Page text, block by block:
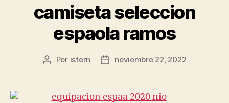
camiseta seleccion
espaola ramos
Autor
entrada
Por istern
Fecha
entrada
noviembre 22, 2022